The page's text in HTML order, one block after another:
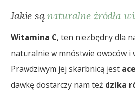
Jakie sąnaturalne źródła
Witamina C, ten niezbędny dla
naturalnie w mnóstwie owoców i
Prawdziwym jej skarbnicą jest
dawkę dostarczy nam też dzika